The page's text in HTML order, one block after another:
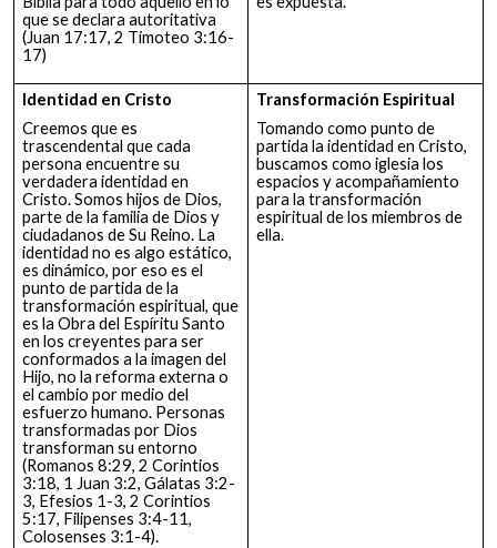
que se declara autoritativa
(Juan 17:17, 2 Timoteo 3:16-
17)
Identidad en Cristo
Creemos que es
trascendental que cada
persona encuentre su
verdadera identidad en
Cristo. Somos hijos de Dios,
parte de la familia de Dios y
ciudadanos de Su Reino. La
identidad no es algo estático,
es dinámico, por eso es el
punto de partida de la
transformación espiritual, que
es la Obra del Espíritu Santo
en los creyentes para ser
conformados a la imagen del
Hijo, no la reforma externa o
el cambio por medio del
esfuerzo humano. Personas
transformadas por Dios
transforman su entorno
(Romanos 8:29, 2 Corintios
3:18, 1 Juan 3:2, Gálatas 3:2-
3, Efesios 1-3, 2 Corintios
5:17, Filipenses 3:4-11,
Colosenses 3:1-4).
Transformación Espiritual
Tomando como punto de
partida la identidad en Cristo,
buscamos como iglesia los
espacios y acompañamiento
para la transformación
espiritual de los miembros de
ella.